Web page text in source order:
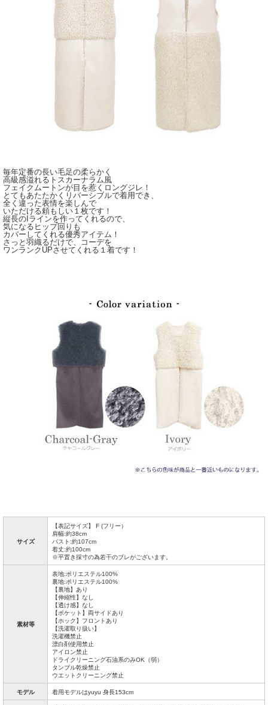
毎年定番の長い毛足の柔らかく
高級感溢れるトスカーナラム風
フェイクムートンが目を惹くロングジレ！
とてもあたたかくリバーシブルで着用でき、
全く違った表情を楽しんで
いただける頼もしい１枚です！
縦長のIラインを作ってくれるので、
気になるヒップ回りも
カバーしてくれる優秀アイテム！
さっと羽織るだけで、コーデを
ワンランクUPさせてくれる１着です！
サイズ
【表記サイズ】 F (フリー）
肩幅:約38cm
バスト:約107cm
着丈:約100cm
※平置き採寸の為若干のブレがございます。
素材等
表地:ポリエステル100%
裏地:ポリエステル100%
【裏地】あり
【伸縮性】なし
【透け感】なし
【ポケット】両サイドあり
【ホック】フロントあり
【洗濯取り扱い】
洗濯機禁止
漂白剤使用禁止
アイロン禁止
ドライクリーニング石油系のみOK（弱）
タンブル乾燥禁止
ウエットクリーニング禁止
モデル 着用モデルはyuyu 身長153cm